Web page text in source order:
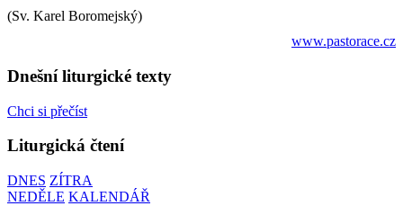
(Sv. Karel Boromejský)
www.pastorace.cz
Dnešní liturgické texty
Chci si přečíst
Liturgická čtení
DNES ZÍTRA
NEDĚLE KALENDÁŘ